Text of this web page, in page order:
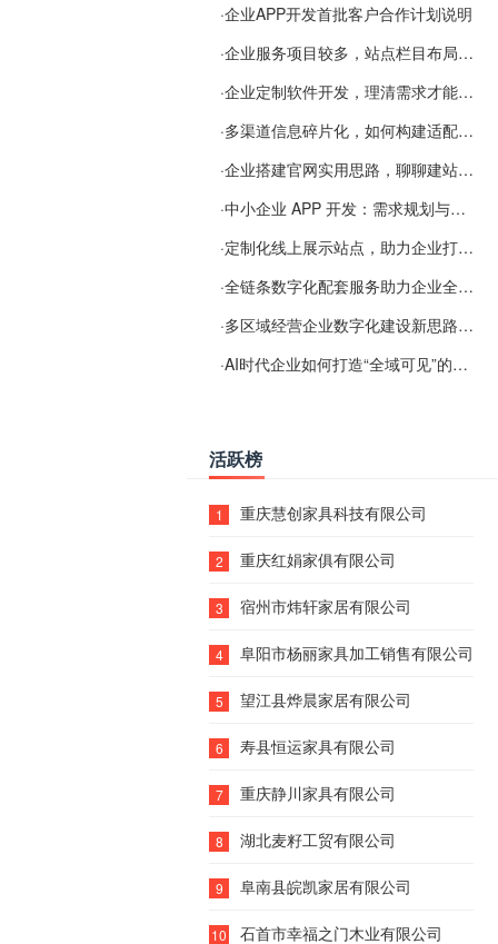
·企业APP开发首批客户合作计划说明
·企业服务项目较多，站点栏目布局规划参考思路
·企业定制软件开发，理清需求才能提升数字化落地效率
·多渠道信息碎片化，如何构建适配 AI 检索的品牌信息源
·企业搭建官网实用思路，聊聊建站容易忽视的问题
·中小企业 APP 开发：需求规划与项目落地避坑经验分享
·定制化线上展示站点，助力企业打通线上经营渠道
·全链条数字化配套服务助力企业全域线上经营
·多区域经营企业数字化建设新思路：多端载体与地域检索一体化落地思路分享
·AI时代企业如何打造“全域可见”的数字资产？梓彤超越给出新解法
活跃榜
1 重庆慧创家具科技有限公司
2 重庆红娟家俱有限公司
3 宿州市炜轩家居有限公司
4 阜阳市杨丽家具加工销售有限公司
5 望江县烨晨家居有限公司
6 寿县恒运家具有限公司
7 重庆静川家具有限公司
8 湖北麦籽工贸有限公司
9 阜南县皖凯家居有限公司
10 石首市幸福之门木业有限公司